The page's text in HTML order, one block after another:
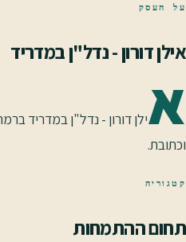
על העסק
אילן דורון - נדל"ן במדריד
אילן דורון - נדל"ן במדריד
וכתובת.
קטגוריה
תחום ההתמחות